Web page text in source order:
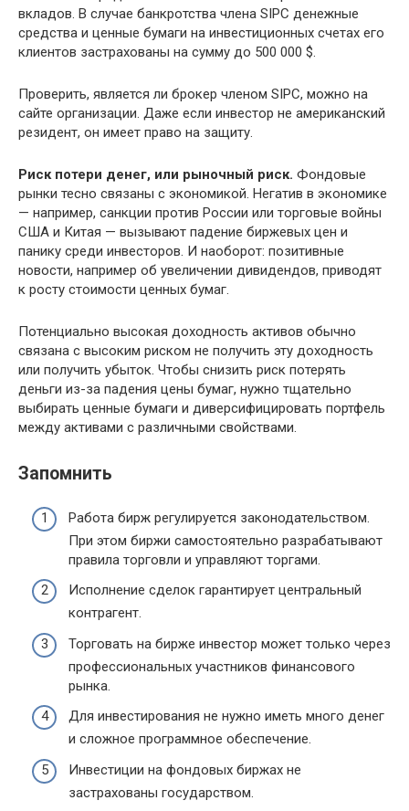
вкладов. В случае банкротства члена SIPC денежные
средства и ценные бумаги на инвестиционных счетах его
клиентов застрахованы на сумму до 500 000 $.
Проверить, является ли брокер членом SIPC, можно на
сайте организации. Даже если инвестор не американский
резидент, он имеет право на защиту.
Риск потери денег, или рыночный риск. Фондовые
рынки тесно связаны с экономикой. Негатив в экономике
— например, санкции против России или торговые войны
США и Китая — вызывают падение биржевых цен и
панику среди инвесторов. И наоборот: позитивные
новости, например об увеличении дивидендов, приводят
к росту стоимости ценных бумаг.
Потенциально высокая доходность активов обычно
связана с высоким риском не получить эту доходность
или получить убыток. Чтобы снизить риск потерять
деньги из-за падения цены бумаг, нужно тщательно
выбирать ценные бумаги и диверсифицировать портфель
между активами с различными свойствами.
Запомнить
Работа бирж регулируется законодательством.
При этом биржи самостоятельно разрабатывают
правила торговли и управляют торгами.
Исполнение сделок гарантирует центральный
контрагент.
Торговать на бирже инвестор может только через
профессиональных участников финансового
рынка.
Для инвестирования не нужно иметь много денег
и сложное программное обеспечение.
Инвестиции на фондовых биржах не
застрахованы государством.